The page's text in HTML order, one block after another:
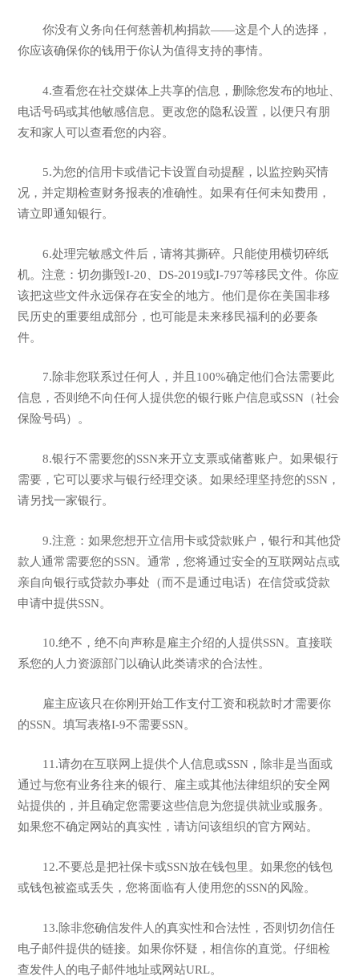
你没有义务向任何慈善机构捐款——这是个人的选择，
你应该确保你的钱用于你认为值得支持的事情。
4.查看您在社交媒体上共享的信息，删除您发布的地址、
电话号码或其他敏感信息。更改您的隐私设置，以便只有朋
友和家人可以查看您的内容。
5.为您的信用卡或借记卡设置自动提醒，以监控购买情
况，并定期检查财务报表的准确性。如果有任何未知费用，
请立即通知银行。
6.处理完敏感文件后，请将其撕碎。只能使用横切碎纸
机。注意：切勿撕毁I-20、DS-2019或I-797等移民文件。你应
该把这些文件永远保存在安全的地方。他们是你在美国非移
民历史的重要组成部分，也可能是未来移民福利的必要条
件。
7.除非您联系过任何人，并且100%确定他们合法需要此
信息，否则绝不向任何人提供您的银行账户信息或SSN（社会
保险号码）。
8.银行不需要您的SSN来开立支票或储蓄账户。如果银行
需要，它可以要求与银行经理交谈。如果经理坚持您的SSN，
请另找一家银行。
9.注意：如果您想开立信用卡或贷款账户，银行和其他贷
款人通常需要您的SSN。通常，您将通过安全的互联网站点或
亲自向银行或贷款办事处（而不是通过电话）在信贷或贷款
申请中提供SSN。
10.绝不，绝不向声称是雇主介绍的人提供SSN。直接联
系您的人力资源部门以确认此类请求的合法性。
雇主应该只在你刚开始工作支付工资和税款时才需要你
的SSN。填写表格I-9不需要SSN。
11.请勿在互联网上提供个人信息或SSN，除非是当面或
通过与您有业务往来的银行、雇主或其他法律组织的安全网
站提供的，并且确定您需要这些信息为您提供就业或服务。
如果您不确定网站的真实性，请访问该组织的官方网站。
12.不要总是把社保卡或SSN放在钱包里。如果您的钱包
或钱包被盗或丢失，您将面临有人使用您的SSN的风险。
13.除非您确信发件人的真实性和合法性，否则切勿信任
电子邮件提供的链接。如果你怀疑，相信你的直觉。仔细检
查发件人的电子邮件地址或网站URL。